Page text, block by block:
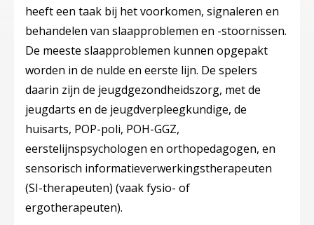
heeft een taak bij het voorkomen, signaleren en
behandelen van slaapproblemen en -stoornissen.
De meeste slaapproblemen kunnen opgepakt
worden in de nulde en eerste lijn. De spelers
daarin zijn de jeugdgezondheidszorg, met de
jeugdarts en de jeugdverpleegkundige, de
huisarts, POP-poli, POH-GGZ,
eerstelijnspsychologen en orthopedagogen, en
sensorisch informatieverwerkingstherapeuten
(SI-therapeuten) (vaak fysio- of
ergotherapeuten).